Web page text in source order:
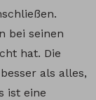
bei seinen
hat. Die
als alles,
ist eine